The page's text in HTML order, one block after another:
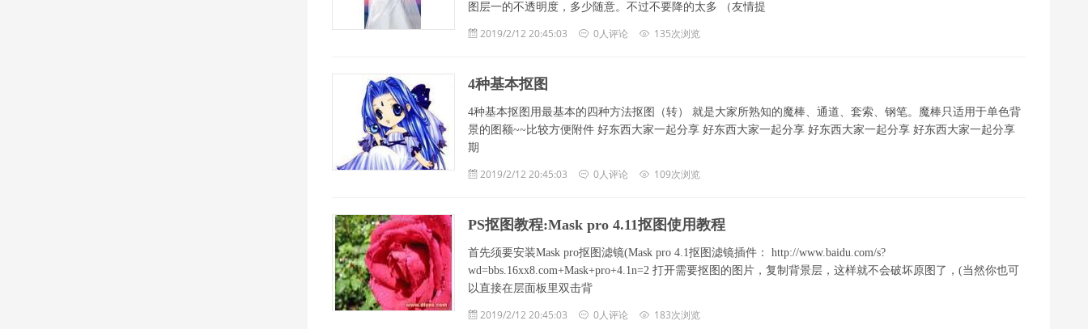
图层一的不透明度，多少随意。不过不要降的太多 （友情提
2019/2/12 20:45:03 0人评论 135次浏览
4种基本抠图
4种基本抠图用最基本的四种方法抠图（转） 就是大家所熟知的魔棒、通道、套索、钢笔。魔棒只适用于单色背
景的图额~~比较方便附件 好东西大家一起分享 好东西大家一起分享 好东西大家一起分享 好东西大家一起分享
期
2019/2/12 20:45:03 0人评论 109次浏览
PS抠图教程:Mask pro 4.11抠图使用教程
首先须要安装Mask pro抠图滤镜(Mask pro 4.1抠图滤镜插件： http://www.baidu.com/s?
wd=bbs.16xx8.com+Mask+pro+4.1n=2 打开需要抠图的图片，复制背景层，这样就不会破坏原图了，(当然你也可
以直接在层面板里双击背
2019/2/12 20:45:03 0人评论 183次浏览